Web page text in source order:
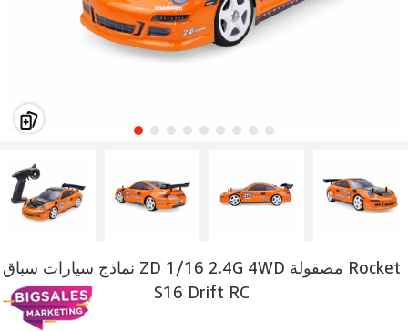
نماذج سيارات سباق ZD 1/16 2.4G 4WD مصقولة Rocket
S16 Drift RC